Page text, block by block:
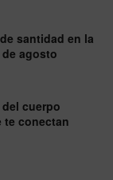
santidad en la
agosto
cuerpo
te conectan